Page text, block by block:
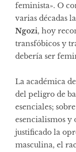
feminista». O
varias décadas
Ngozi, hoy
transfóbicos y
debería ser
La académica
del peligro de
esenciales;
esencialismos y
justificado la
masculina, el